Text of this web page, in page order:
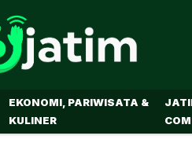
EKONOMI, PARIWISATA &
KULINER